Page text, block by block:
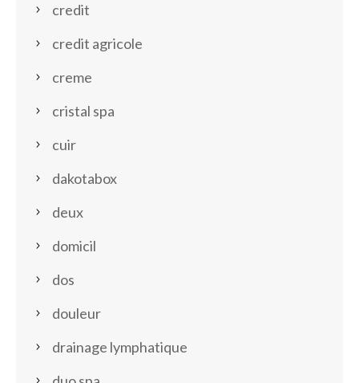
credit
credit agricole
creme
cristal spa
cuir
dakotabox
deux
domicil
dos
douleur
drainage lymphatique